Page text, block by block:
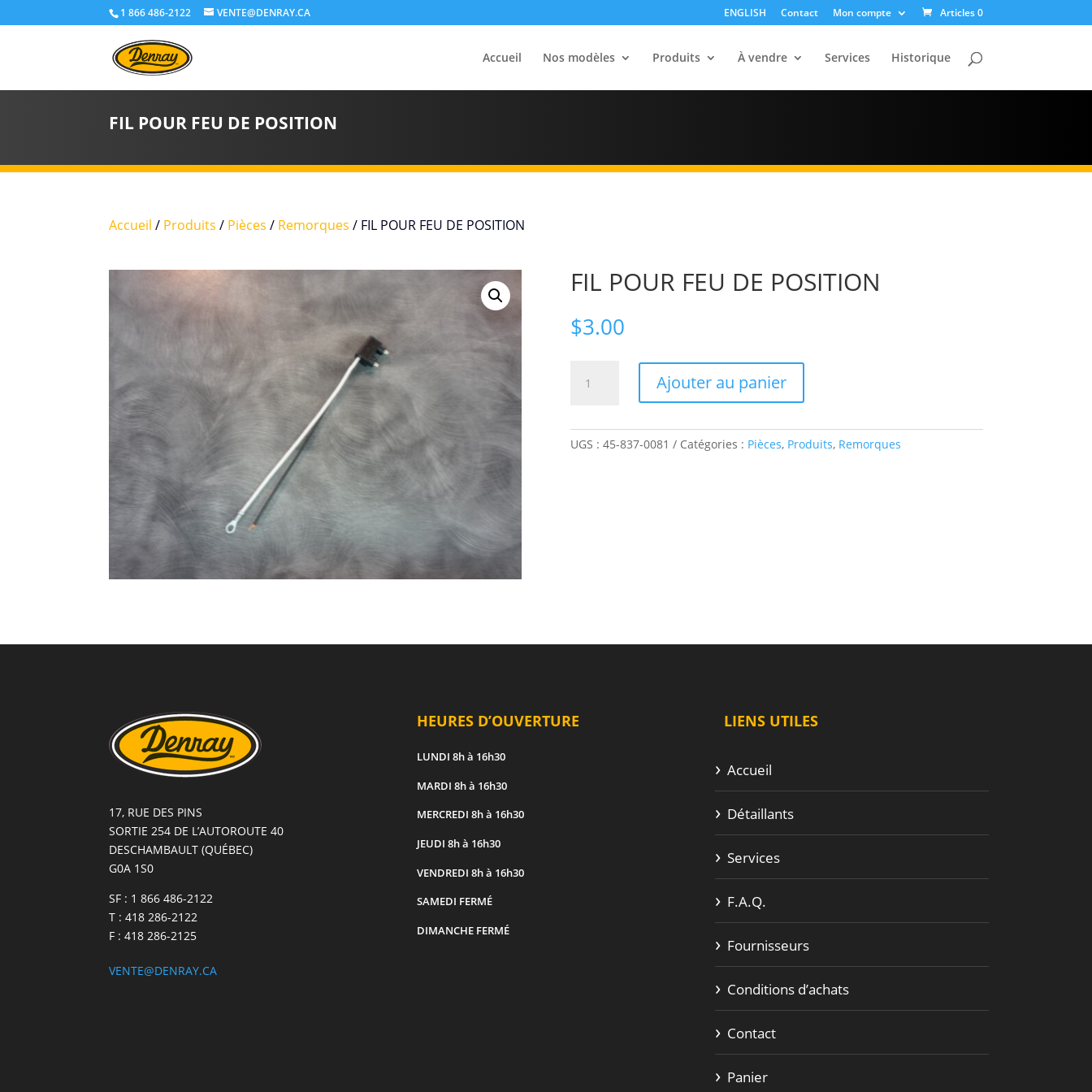
1 866 486-2122 VENTE@DENRAY.CA ENGLISH Contact Mon compte Articles 0
Accueil Nos modèles Produits À vendre Services Historique
FIL POUR FEU DE POSITION
Accueil / Produits / Pièces / Remorques / FIL POUR FEU DE POSITION
FIL POUR FEU DE POSITION
$3.00
FEU
Ajouter au panier
UGS : 45-837-0081 Catégories : Pièces, Produits, Remorques
17, RUE DES PINS
SORTIE 254 DE L’AUTOROUTE 40
DESCHAMBAULT (QUÉBEC)
G0A 1S0
SF : 1 866 486-2122
T : 418 286-2122
F : 418 286-2125
VENTE@DENRAY.CA
HEURES D’OUVERTURE
LUNDI 8h à 16h30
MARDI 8h à 16h30
MERCREDI 8h à 16h30
JEUDI 8h à 16h30
VENDREDI 8h à 16h30
SAMEDI FERMÉ
DIMANCHE FERMÉ
LIENS UTILES
Accueil
Détaillants
Services
F.A.Q.
Fournisseurs
Conditions d’achats
Contact
Panier